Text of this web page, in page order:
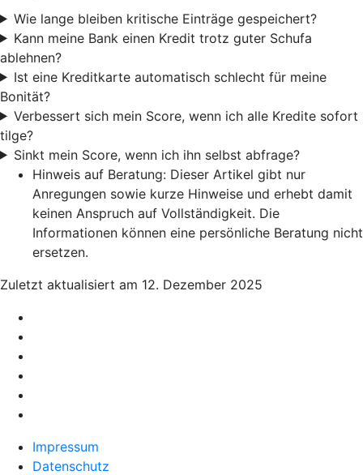
Wie lange bleiben kritische Einträge gespeichert?
Kann meine Bank einen Kredit trotz guter Schufa
ablehnen?
Ist eine Kreditkarte automatisch schlecht für meine
Bonität?
Verbessert sich mein Score, wenn ich alle Kredite sofort
tilge?
Sinkt mein Score, wenn ich ihn selbst abfrage?
Hinweis auf Beratung: Dieser Artikel gibt nur
Anregungen sowie kurze Hinweise und erhebt damit
keinen Anspruch auf Vollständigkeit. Die
Informationen können eine persönliche Beratung nicht
ersetzen.
Zuletzt aktualisiert am 12. Dezember 2025
Impressum
Datenschutz